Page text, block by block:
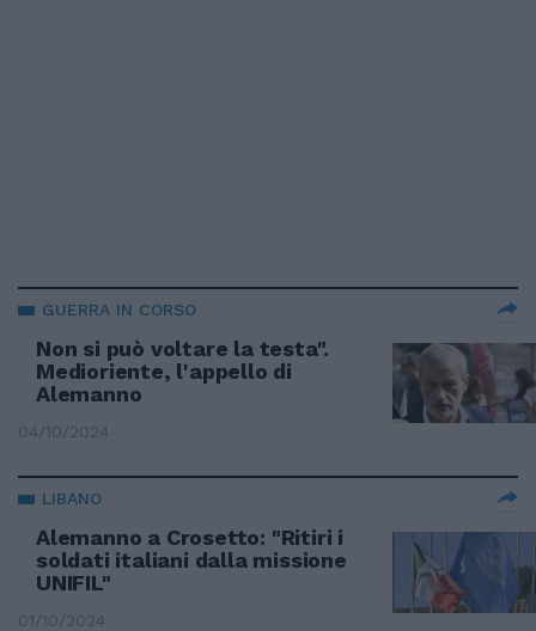
GUERRA IN CORSO
Non si può voltare la testa".
Medioriente, l'appello di
Alemanno
04/10/2024
LIBANO
Alemanno a Crosetto: "Ritiri i
soldati italiani dalla missione
UNIFIL"
01/10/2024